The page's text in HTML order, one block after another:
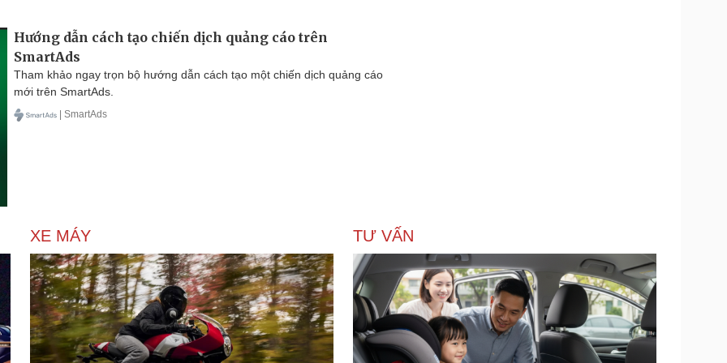
Hướng dẫn cách tạo chiến dịch quảng cáo trên
SmartAds
Tham khảo ngay trọn bộ hướng dẫn cách tạo một chiến dịch quảng cáo
mới trên SmartAds.
| SmartAds
XE MÁY TƯ VẤN